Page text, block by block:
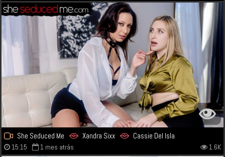
She Seduced Me Xandra Sixx Cassie Del Isla
15:15 1 mes atrás 1.6K